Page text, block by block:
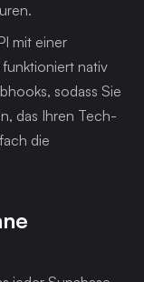
mit einer
nativ
sodass Sie
das Ihren Tech-
die